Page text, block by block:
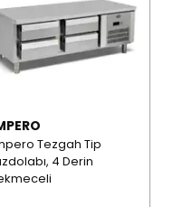
Tezgah Tip
4 Derin